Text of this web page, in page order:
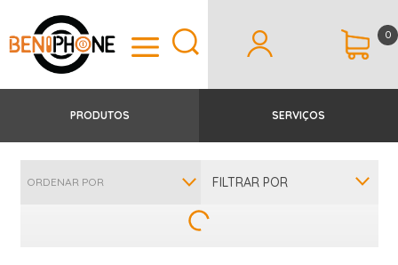
0
PRODUTOS SERVIÇOS
ORDENAR POR FILTRAR POR